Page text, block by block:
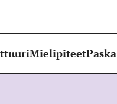
Mielipiteet